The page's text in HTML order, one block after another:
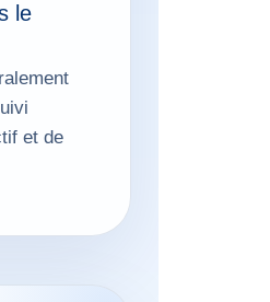
le
et de